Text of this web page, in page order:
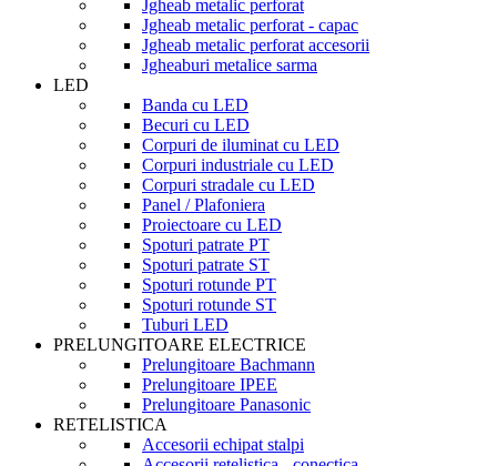
Jgheab metalic perforat
Jgheab metalic perforat - capac
Jgheab metalic perforat accesorii
Jgheaburi metalice sarma
LED
Banda cu LED
Becuri cu LED
Corpuri de iluminat cu LED
Corpuri industriale cu LED
Corpuri stradale cu LED
Panel / Plafoniera
Proiectoare cu LED
Spoturi patrate PT
Spoturi patrate ST
Spoturi rotunde PT
Spoturi rotunde ST
Tuburi LED
PRELUNGITOARE ELECTRICE
Prelungitoare Bachmann
Prelungitoare IPEE
Prelungitoare Panasonic
RETELISTICA
Accesorii echipat stalpi